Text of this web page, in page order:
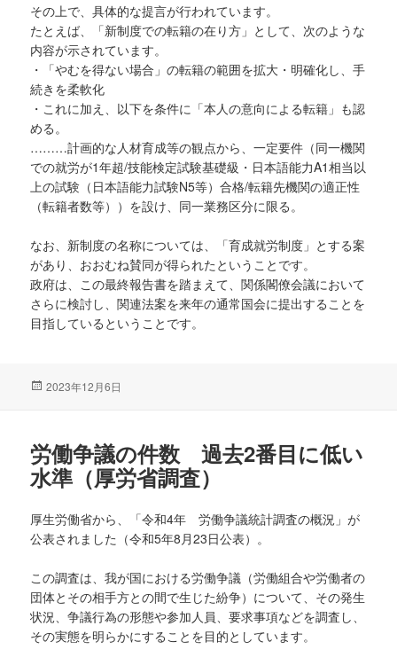
その上で、具体的な提言が行われています。
たとえば、「新制度での転籍の在り方」として、次のような
内容が示されています。
・「やむを得ない場合」の転籍の範囲を拡大・明確化し、手
続きを柔軟化
・これに加え、以下を条件に「本人の意向による転籍」も認
める。
………計画的な人材育成等の観点から、一定要件（同一機関
での就労が1年超/技能検定試験基礎級・日本語能力A1相当以
上の試験（日本語能力試験N5等）合格/転籍先機関の適正性
（転籍者数等））を設け、同一業務区分に限る。
なお、新制度の名称については、「育成就労制度」とする案
があり、おおむね賛同が得られたということです。
政府は、この最終報告書を踏まえて、関係閣僚会議において
さらに検討し、関連法案を来年の通常国会に提出することを
目指しているということです。
投
2023年12月6日
労働争議の件数 過去2番目に低い
水準（厚労省調査）
厚生労働省から、「令和4年 労働争議統計調査の概況」が
公表されました（令和5年8月23日公表）。
この調査は、我が国における労働争議（労働組合や労働者の
団体とその相手方との間で生じた紛争）について、その発生
状況、争議行為の形態や参加人員、要求事項などを調査し、
その実態を明らかにすることを目的としています。